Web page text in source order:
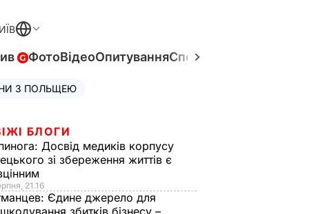
ФотоВідеоОпитуванняСпецпроєкти
З ПОЛЬЩЕЮ
БЛОГИ
Досвід медиків корпусу
зі збереження життів є
21.16
Єдине джерело для
збитків бізнесу –